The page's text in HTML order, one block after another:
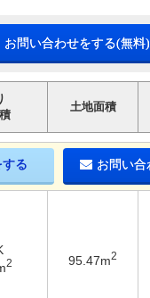
お問い合わせをする(無料)
土地面積
する お問い合
2 95.47m2